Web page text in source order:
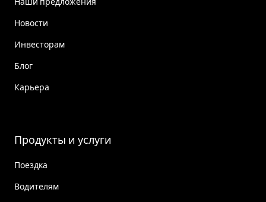
Новости
Инвесторам
Блог
Карьера
Продукты и услуги
Поездка
Водителям